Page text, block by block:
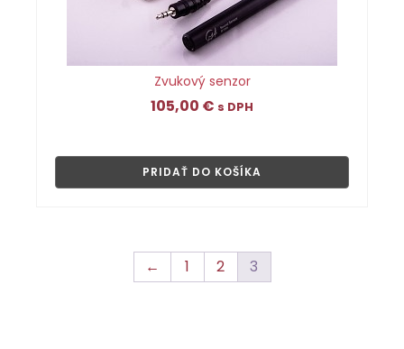
Zvukový senzor
105,00 € s DPH
PRIDAŤ DO KOŠÍKA
← 1 2 3